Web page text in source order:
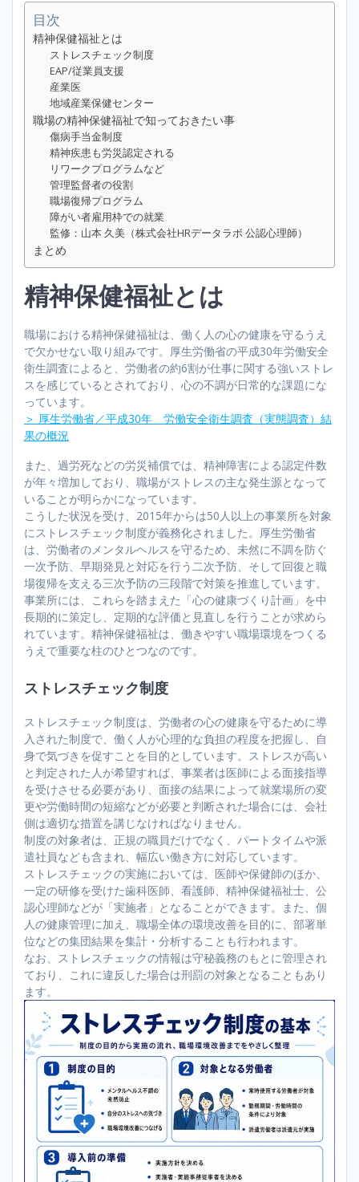
目次
精神保健福祉とは
ストレスチェック制度
EAP/従業員支援
産業医
地域産業保健センター
職場の精神保健福祉で知っておきたい事
傷病手当金制度
精神疾患も労災認定される
リワークプログラムなど
管理監督者の役割
職場復帰プログラム
障がい者雇用枠での就業
監修：山本 久美（株式会社HRデータラボ 公認心理師）
まとめ
精神保健福祉とは
職場における精神保健福祉は、働く人の心の健康を守るうえ
で欠かせない取り組みです。厚生労働省の平成30年労働安全
衛生調査によると、労働者の約6割が仕事に関する強いストレ
スを感じているとされており、心の不調が日常的な課題にな
っています。
＞ 厚生労働省／平成30年 労働安全衛生調査（実態調査）結
果の概況
また、過労死などの労災補償では、精神障害による認定件数
が年々増加しており、職場がストレスの主な発生源となって
いることが明らかになっています。
こうした状況を受け、2015年からは50人以上の事業所を対象
にストレスチェック制度が義務化されました。厚生労働省
は、労働者のメンタルヘルスを守るため、未然に不調を防ぐ
一次予防、早期発見と対応を行う二次予防、そして回復と職
場復帰を支える三次予防の三段階で対策を推進しています。
事業所には、これらを踏まえた「心の健康づくり計画」を中
長期的に策定し、定期的な評価と見直しを行うことが求めら
れています。精神保健福祉は、働きやすい職場環境をつくる
うえで重要な柱のひとつなのです。
ストレスチェック制度
ストレスチェック制度は、労働者の心の健康を守るために導
入された制度で、働く人が心理的な負担の程度を把握し、自
身で気づきを促すことを目的としています。ストレスが高い
と判定された人が希望すれば、事業者は医師による面接指導
を受けさせる必要があり、面接の結果によって就業場所の変
更や労働時間の短縮などが必要と判断された場合には、会社
側は適切な措置を講じなければなりません。
制度の対象者は、正規の職員だけでなく、パートタイムや派
遣社員なども含まれ、幅広い働き方に対応しています。
ストレスチェックの実施においては、医師や保健師のほか、
一定の研修を受けた歯科医師、看護師、精神保健福祉士、公
認心理師などが「実施者」となることができます。また、個
人の健康管理に加え、職場全体の環境改善を目的に、部署単
位などの集団結果を集計・分析することも行われます。
なお、ストレスチェックの情報は守秘義務のもとに管理され
ており、これに違反した場合は刑罰の対象となることもあり
ます。